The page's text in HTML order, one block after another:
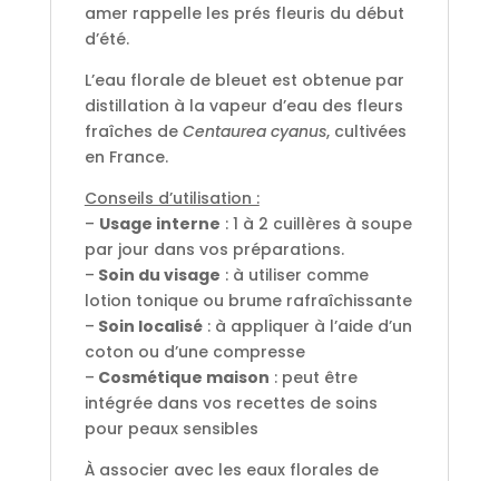
amer rappelle les prés fleuris du début
d’été.
L’eau florale de bleuet est obtenue par
distillation à la vapeur d’eau des fleurs
fraîches de Centaurea cyanus, cultivées
en France.
Conseils d’utilisation :
– Usage interne : 1 à 2 cuillères à soupe
par jour dans vos préparations.
– Soin du visage : à utiliser comme
lotion tonique ou brume rafraîchissante
– Soin localisé: à appliquer à l’aide d’un
coton ou d’une compresse
– Cosmétique maison : peut être
intégrée dans vos recettes de soins
pour peaux sensibles
À associer avec les eaux florales de